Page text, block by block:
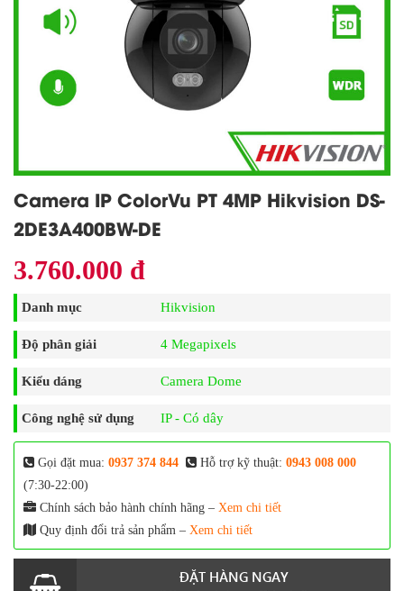
Camera IP ColorVu PT 4MP Hikvision DS-
2DE3A400BW-DE
3.760.000 đ
Danh mục Hikvision
Độ phân giải 4 Megapixels
Kiểu dáng Camera Dome
Công nghệ sử dụng IP - Có dây
Gọi đặt mua: 0937 374 844 Hỗ trợ kỹ thuật: 0943 008 000
(7:30-22:00)
Chính sách bảo hành chính hãng – Xem chi tiết
Quy định đổi trả sản phẩm – Xem chi tiết
ĐẶT HÀNG NGAY